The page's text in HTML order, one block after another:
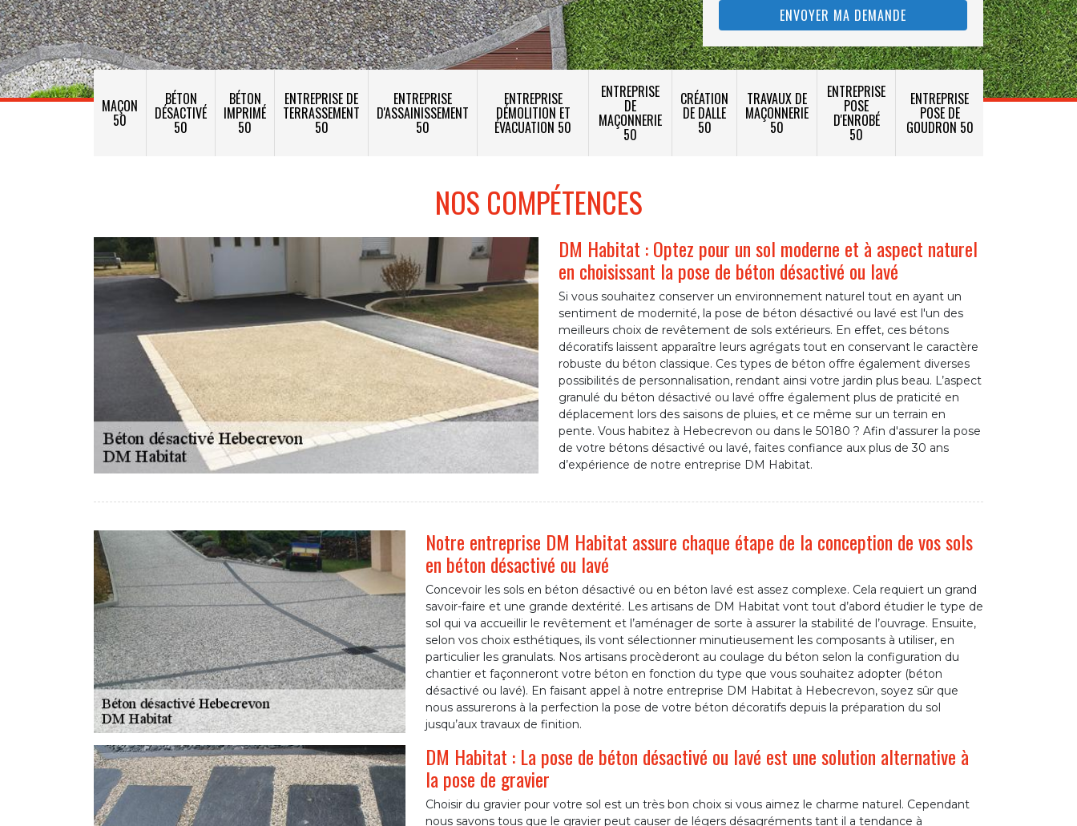
MAÇON
50
BÉTON
DÉSACTIVÉ
50
BÉTON
IMPRIMÉ
50
ENTREPRISE DE
TERRASSEMENT
50
ENTREPRISE
D'ASSAINISSEMENT
50
ENTREPRISE
DÉMOLITION ET
ÉVACUATION 50
ENTREPRISE
DE
MAÇONNERIE
50
CRÉATION
DE DALLE
50
TRAVAUX DE
MAÇONNERIE
50
ENTREPRISE
POSE
D'ENROBÉ
50
ENTREPRISE
POSE DE
GOUDRON 50
NOS COMPÉTENCES
DM Habitat : Optez pour un sol moderne et à aspect naturel
en choisissant la pose de béton désactivé ou lavé
Si vous souhaitez conserver un environnement naturel tout en ayant un
sentiment de modernité, la pose de béton désactivé ou lavé est l'un des
meilleurs choix de revêtement de sols extérieurs. En effet, ces bétons
décoratifs laissent apparaître leurs agrégats tout en conservant le caractère
robuste du béton classique. Ces types de béton offre également diverses
possibilités de personnalisation, rendant ainsi votre jardin plus beau. L’aspect
granulé du béton désactivé ou lavé offre également plus de praticité en
déplacement lors des saisons de pluies, et ce même sur un terrain en
pente. Vous habitez à Hebecrevon ou dans le 50180 ? Afin d'assurer la pose
de votre bétons désactivé ou lavé, faites confiance aux plus de 30 ans
d’expérience de notre entreprise DM Habitat.
Notre entreprise DM Habitat assure chaque étape de la conception de vos sols
en béton désactivé ou lavé
Concevoir les sols en béton désactivé ou en béton lavé est assez complexe. Cela requiert un grand
savoir-faire et une grande dextérité. Les artisans de DM Habitat vont tout d’abord étudier le type de
sol qui va accueillir le revêtement et l’aménager de sorte à assurer la stabilité de l’ouvrage. Ensuite,
selon vos choix esthétiques, ils vont sélectionner minutieusement les composants à utiliser, en
particulier les granulats. Nos artisans procèderont au coulage du béton selon la configuration du
chantier et façonneront votre béton en fonction du type que vous souhaitez adopter (béton
désactivé ou lavé). En faisant appel à notre entreprise DM Habitat à Hebecrevon, soyez sûr que
nous assurerons à la perfection la pose de votre béton décoratifs depuis la préparation du sol
jusqu’aux travaux de finition.
DM Habitat : La pose de béton désactivé ou lavé est une solution alternative à
la pose de gravier
Choisir du gravier pour votre sol est un très bon choix si vous aimez le charme naturel. Cependant
nous savons tous que le gravier peut causer de légers désagréments tant il a tendance à